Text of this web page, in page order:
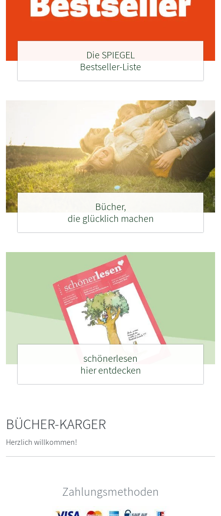
Die SPIEGEL
Bestseller-Liste
Bücher,
die glücklich machen
schönerlesen
hier entdecken
BÜCHER-KARGER
Herzlich willkommen!
Zahlungsmethoden